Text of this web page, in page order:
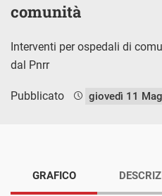
comunità
Interventi per ospedali di
dal Pnrr
Pubblicato giovedì 11
GRAFICO